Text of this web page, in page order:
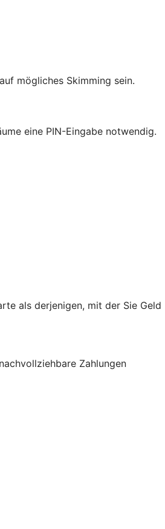
mögliches Skimming sein.
eine PIN-Eingabe notwendig.
als derjenigen, mit der Sie Geld
Zahlungen